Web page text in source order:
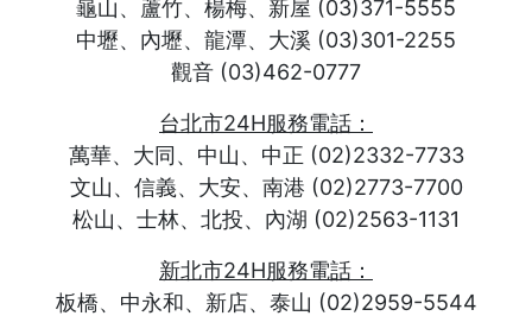
龜山、蘆竹、楊梅、新屋 (03)371-5555
中壢、內壢、龍潭、大溪 (03)301-2255
觀音 (03)462-0777
台北市24H服務電話：
萬華、大同、中山、中正 (02)2332-7733
文山、信義、大安、南港 (02)2773-7700
松山、士林、北投、內湖 (02)2563-1131
新北市24H服務電話：
板橋、中永和、新店、泰山 (02)2959-5544